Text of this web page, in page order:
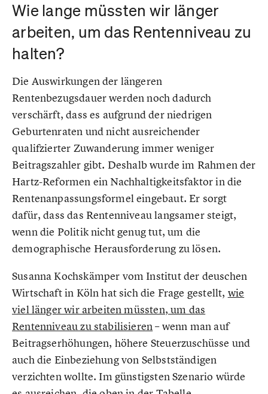
Wie lange müssten wir länger
arbeiten, um das Rentenniveau zu
halten?
Die Auswirkungen der längeren
Rentenbezugsdauer werden noch dadurch
verschärft, dass es aufgrund der niedrigen
Geburtenraten und nicht ausreichender
qualifzierter Zuwanderung immer weniger
Beitragszahler gibt. Deshalb wurde im Rahmen der
Hartz-Reformen ein Nachhaltigkeitsfaktor in die
Rentenanpassungsformel eingebaut. Er sorgt
dafür, dass das Rentenniveau langsamer steigt,
wenn die Politik nicht genug tut, um die
demographische Herausforderung zu lösen.
Susanna Kochskämper vom Institut der deuschen
Wirtschaft in Köln hat sich die Frage gestellt, wie
viel länger wir arbeiten müssten, um das
Rentenniveau zu stabilisieren– wenn man auf
Beitragserhöhungen, höhere Steuerzuschüsse und
auch die Einbeziehung von Selbstständigen
verzichten wollte. Im günstigsten Szenario würde